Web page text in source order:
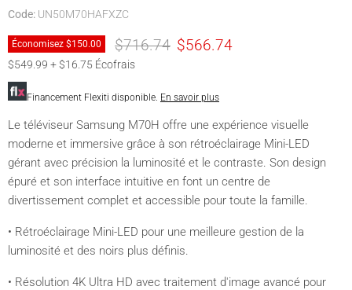
Code: UN50M70HAFXZC
Économisez $150.00 Prix original
$716.74 Prix actuel
$566.74
$549.99 + $16.75 Écofrais
Financement Flexiti disponible. En savoir plus
Le téléviseur Samsung M70H offre une expérience visuelle
moderne et immersive grâce à son rétroéclairage Mini-LED
gérant avec précision la luminosité et le contraste. Son design
épuré et son interface intuitive en font un centre de
divertissement complet et accessible pour toute la famille.
• Rétroéclairage Mini-LED pour une meilleure gestion de la
luminosité et des noirs plus définis.
• Résolution 4K Ultra HD avec traitement d'image avancé pour